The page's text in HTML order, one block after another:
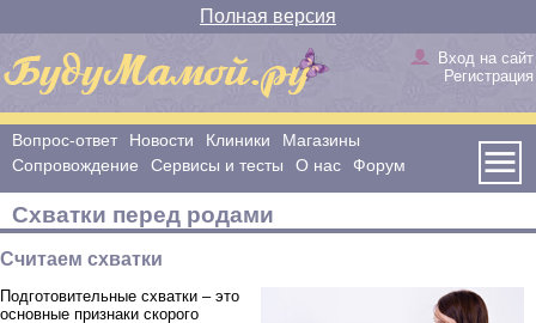
Полная версия
Вход на сайт
Регистрация
Вопрос-ответ Новости Клиники
Магазины
Сопровождение
Сервисы и тесты О нас Форум
Схватки перед родами
Считаем схватки
Подготовительные схватки – это
основные признаки скорого